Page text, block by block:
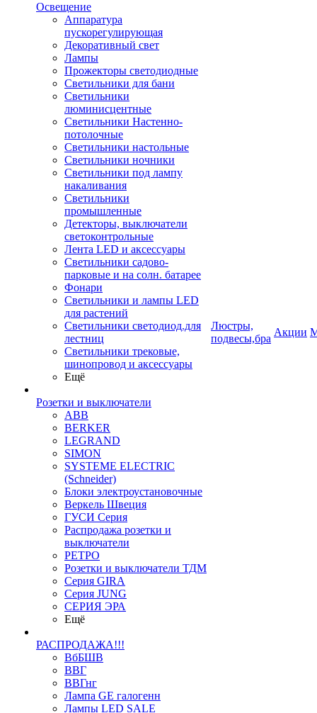
Освещение
Аппаратура
пускорегулирующая
Декоративный свет
Лампы
Прожекторы светодиодные
Светильники для бани
Светильники
люминисцентные
Светильники Настенно-
потолочные
Светильники настольные
Светильники ночники
Светильники под лампу
накаливания
Светильники
промышленные
Детекторы, выключатели
светоконтрольные
Лента LED и аксессуары
Светильники садово-
парковые и на солн. батарее
Фонари
Светильники и лампы LED
для растений
Светильники светодиод.для
лестниц
Светильники трековые,
шинопровод и аксессуары
Ещё
Розетки и выключатели
ABB
BERKER
LEGRAND
SIMON
SYSTEME ELECTRIC
(Schneider)
Блоки электроустановочные
Веркель Швеция
ГУСИ Серия
Распродажа розетки и
выключатели
РЕТРО
Розетки и выключатели ТДМ
Серия GIRA
Серия JUNG
СЕРИЯ ЭРА
Ещё
РАСПРОДАЖА!!!
ВбБШВ
ВВГ
ВВГнг
Лампа GE галогенн
Лампы LED SALE
Люстры,
подвесы,бра
Акции